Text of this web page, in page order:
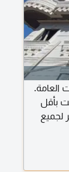
العامة.
بأقل
لجميع